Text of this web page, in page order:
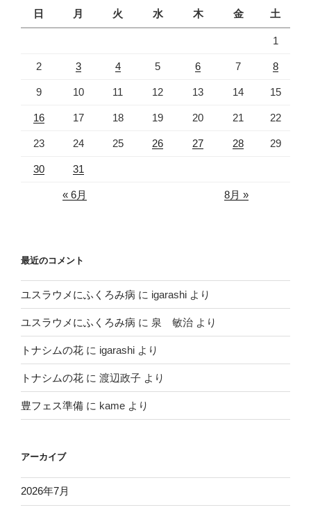
日
月 火 水 木 金 土
1
2 3 4 5 6 7 8
9 10 11 12 13 14 15
16 17 18 19 20 21 22
23 24 25 26 27 28 29
30 31
« 6月 8月 »
最近のコメント
ユスラウメにふくろみ病 に igarashi より
ユスラウメにふくろみ病 に 泉 敏治 より
トナシムの花 に igarashi より
トナシムの花 に 渡辺政子 より
豊フェス準備 に kame より
アーカイブ
2026年7月